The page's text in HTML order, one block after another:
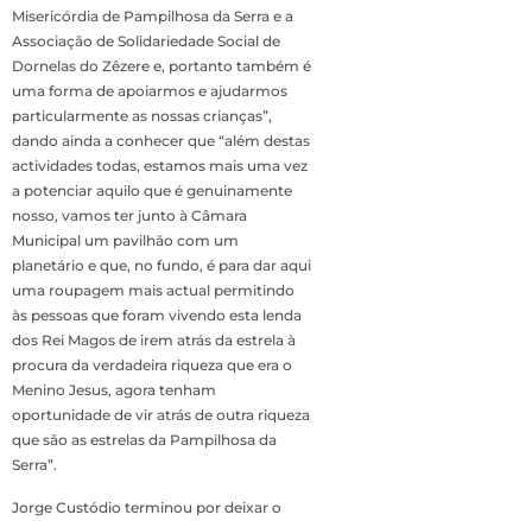
Misericórdia de Pampilhosa da Serra e a
Associação de Solidariedade Social de
Dornelas do Zêzere e, portanto também é
uma forma de apoiarmos e ajudarmos
particularmente as nossas crianças”,
dando ainda a conhecer que “além destas
actividades todas, estamos mais uma vez
a potenciar aquilo que é genuinamente
nosso, vamos ter junto à Câmara
Municipal um pavilhão com um
planetário e que, no fundo, é para dar aqui
uma roupagem mais actual permitindo
às pessoas que foram vivendo esta lenda
dos Rei Magos de irem atrás da estrela à
procura da verdadeira riqueza que era o
Menino Jesus, agora tenham
oportunidade de vir atrás de outra riqueza
que são as estrelas da Pampilhosa da
Serra”.
Jorge Custódio terminou por deixar o